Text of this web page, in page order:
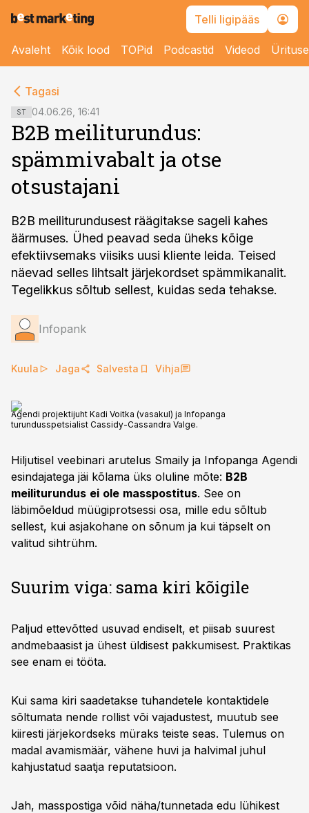
Telli ligipääs
Avaleht Kõik lood TOPid Podcastid Videod
Tagasi
ST 04.06.26, 16:41
B2B meiliturundus:
spämmivabalt ja otse
otsustajani
B2B meiliturundusest räägitakse sageli kahes
äärmuses. Ühed peavad seda üheks kõige
efektiivsemaks viisiks uusi kliente leida. Teised
näevad selles lihtsalt järjekordset spämmikanalit.
Tegelikkus sõltub sellest, kuidas seda tehakse.
Infopank
Kuula Jaga Salvesta Vihja
Agendi projektijuht Kadi Voitka (vasakul) ja Infopanga
turundusspetsialist Cassidy-Cassandra Valge.
Hiljutisel veebinari arutelus Smaily ja Infopanga Agendi
esindajatega jäi kõlama üks oluline mõte: B2B
meiliturundus ei ole masspostitus. See on
läbimõeldud müügiprotsessi osa, mille edu sõltub
sellest, kui asjakohane on sõnum ja kui täpselt on
valitud sihtrühm.
Suurim viga: sama kiri kõigile
Paljud ettevõtted usuvad endiselt, et piisab suurest
andmebaasist ja ühest üldisest pakkumisest. Praktikas
see enam ei tööta.
Kui sama kiri saadetakse tuhandetele kontaktidele
sõltumata nende rollist või vajadustest, muutub see
kiiresti järjekordseks müraks teiste seas. Tulemus on
madal avamismäär, vähene huvi ja halvimal juhul
kahjustatud saatja reputatsioon.
Jah, masspostiga võid näha/tunnetada edu lühikest